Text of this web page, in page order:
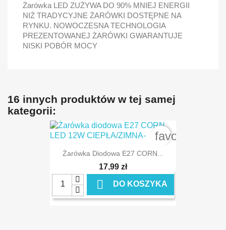
Żarówka LED ZUŻYWA DO 90% MNIEJ ENERGII
NIŻ TRADYCYJNE ŻARÓWKI DOSTĘPNE NA
RYNKU. NOWOCZESNA TECHNOLOGIA
PREZENTOWANEJ ŻARÓWKI GWARANTUJE
NISKI POBÓR MOCY
16 innych produktów w tej samej
kategorii:
Żarówka Diodowa E27 CORN...
17,99 zł
 DO KOSZYKA